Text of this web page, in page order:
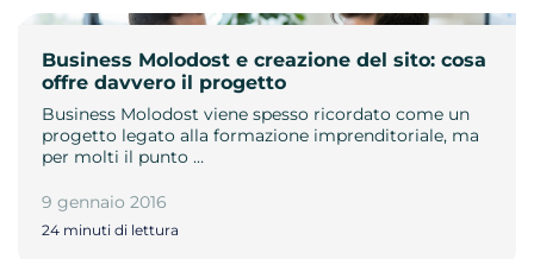
Business Molodost e creazione del sito: cosa
offre davvero il progetto
Business Molodost viene spesso ricordato come un
progetto legato alla formazione imprenditoriale, ma
per molti il punto …
9 gennaio 2016
24 minuti di lettura